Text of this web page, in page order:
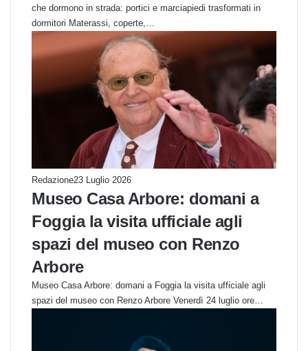
che dormono in strada: portici e marciapiedi trasformati in
dormitori Materassi, coperte,…
Redazione23 Luglio 2026
Museo Casa Arbore: domani a
Foggia la visita ufficiale agli
spazi del museo con Renzo
Arbore
Museo Casa Arbore: domani a Foggia la visita ufficiale agli
spazi del museo con Renzo Arbore Venerdì 24 luglio ore…